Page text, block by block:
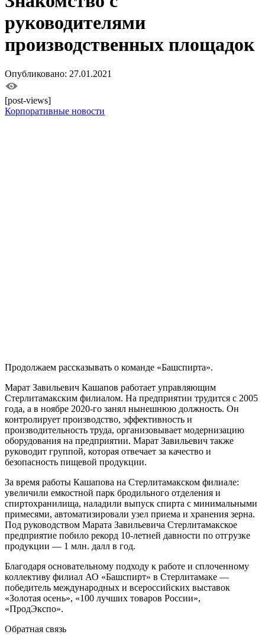
руководителями
производственных площадок
Опубликовано: 27.01.2021
[post-views]
Корпоративные новости
Продолжаем рассказывать о команде «Башспирта».
Марат Завильевич Кашапов работает управляющим
Стерлитамакским филиалом. На предприятии трудится с 2005
года, а в ноябре 2020-го занял нынешнюю должность. Он
контролирует производство, эффективность и
производительность труда, организовывает модернизацию
оборудования на предприятии. Марат Завильевич также
руководит группой, которая отвечает за качество и
безопасность пищевой продукции.
За время работы Кашапова на Стерлитамакском филиале:
увеличили емкостной парк бродильного отделения и
спиртохранилища, наладили выпуск спирта с минимальными
примесями, автоматизировали узел приема и хранения зерна.
Под руководством Марата Завильевича Стерлитамакское
предприятие побило рекорд 10-летней давности по отгрузке
продукции — 1 млн. далл в год.
Благодаря основательному подходу к работе и сплоченному
коллективу филиал АО «Башспирт» в Стерлитамаке —
победитель международных и всероссийских выставок
«Золотая осень», «100 лучших товаров России»,
«ПродЭкспо».
Обратная связь